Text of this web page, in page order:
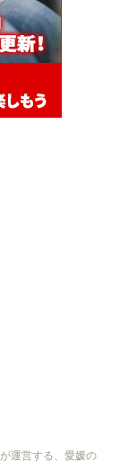
が運営する、愛媛の